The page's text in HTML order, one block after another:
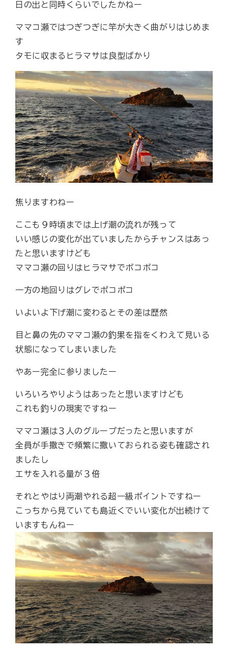
日の出と同時くらいでしたかねー
ママコ瀬ではつぎつぎに竿が大きく曲がりはじめま
す
タモに収まるヒラマサは良型ばかり
焦りますわねー
ここも９時頃までは上げ潮の流れが残って
いい感じの変化が出ていましたからチャンスはあっ
たと思いますけども
ママコ瀬の回りはヒラマサでボコボコ
一方の地回りはグレでポコポコ
いよいよ下げ潮に変わるとその差は歴然
目と鼻の先のママコ瀬の釣果を指をくわえて見いる
状態になってしまいました
やあー完全に参りましたー
いろいろやりようはあったと思いますけども
これも釣りの現実ですねー
ママコ瀬は３人のグループだったと思いますが
全員が手撒きで頻繁に撒いておられる姿も確認され
ましたし
エサを入れる量が３倍
それとやはり両潮やれる超一級ポイントですねー
こっちから見ていても島近くでいい変化が出続けて
いますもんねー